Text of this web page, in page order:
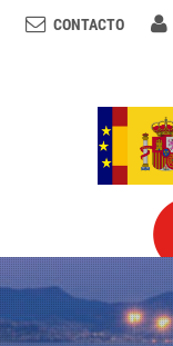
CONTACTO